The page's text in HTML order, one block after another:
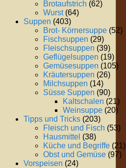
Brotaufstrich (62)
Wurst(64)
Suppen (403)
Brot- Körnersuppe (52)
Fischsuppen (29)
Fleischsuppen (39)
Geflügelsuppen (19)
Gemüsesuppen (105)
Kräutersuppen (26)
Milchsuppen (14)
Süsse Suppen (90)
Kaltschalen (21)
Weinsuppe (20)
Tipps und Tricks (203)
Fleisch und Fisch (53)
Hausmittel (38)
Küche und Begriffe (21)
Obst und Gemüse (97)
Vorspeisen (24)